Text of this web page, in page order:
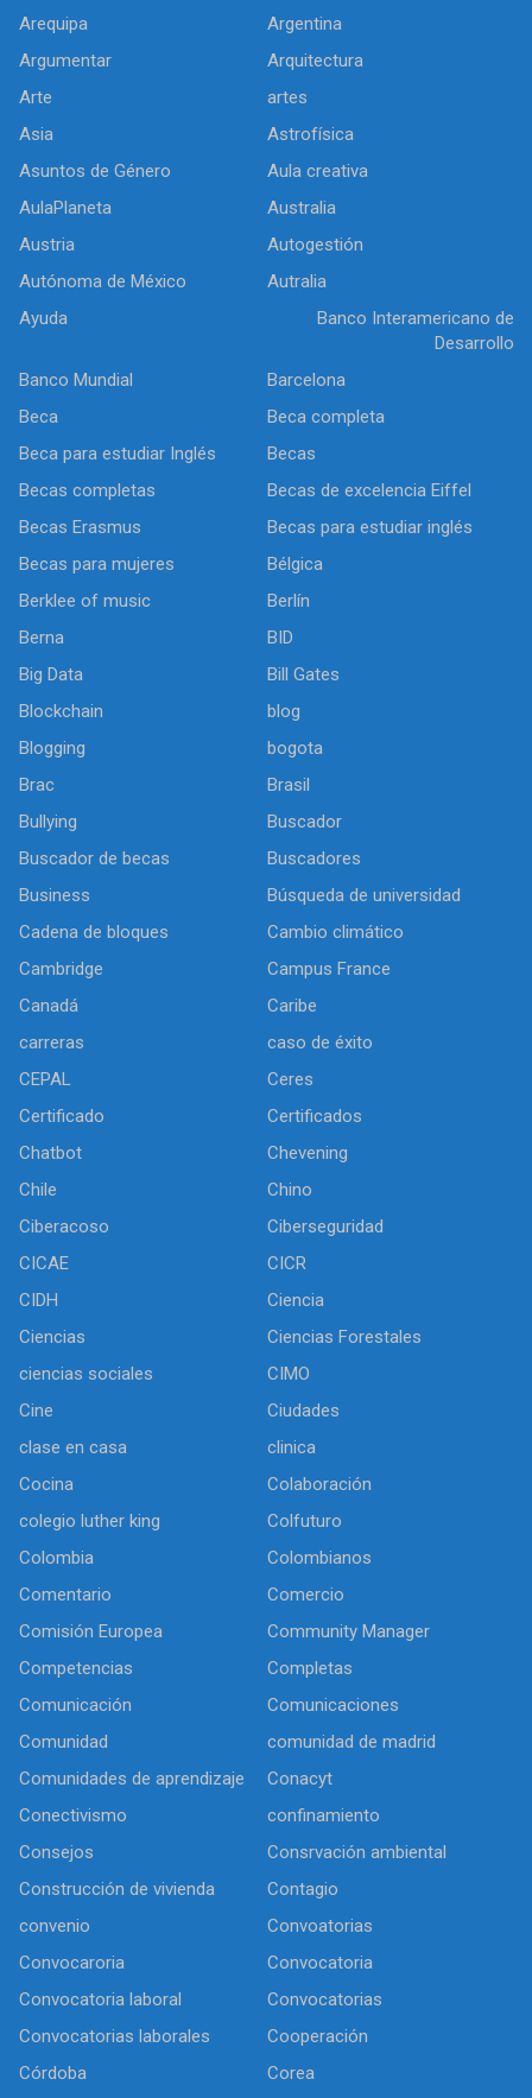
Arequipa
Argentina
Argumentar
Arquitectura
Arte
artes
Asia
Astrofísica
Asuntos de Género
Aula creativa
AulaPlaneta
Australia
Austria
Autogestión
Autónoma de México
Autralia
Ayuda
Banco Interamericano de
Desarrollo
Banco Mundial
Barcelona
Beca
Beca completa
Beca para estudiar Inglés
Becas
Becas completas
Becas de excelencia Eiffel
Becas Erasmus
Becas para estudiar inglés
Becas para mujeres
Bélgica
Berklee of music
Berlín
Berna
BID
Big Data
Bill Gates
Blockchain
blog
Blogging
bogota
Brac
Brasil
Bullying
Buscador
Buscador de becas
Buscadores
Business
Búsqueda de universidad
Cadena de bloques
Cambio climático
Cambridge
Campus France
Canadá
Caribe
carreras
caso de éxito
CEPAL
Ceres
Certificado
Certificados
Chatbot
Chevening
Chile
Chino
Ciberacoso
Ciberseguridad
CICAE
CICR
CIDH
Ciencia
Ciencias
Ciencias Forestales
ciencias sociales
CIMO
Cine
Ciudades
clase en casa
clinica
Cocina
Colaboración
colegio luther king
Colfuturo
Colombia
Colombianos
Comentario
Comercio
Comisión Europea
Community Manager
Competencias
Completas
Comunicación
Comunicaciones
Comunidad
comunidad de madrid
Comunidades de aprendizaje
Conacyt
Conectivismo
confinamiento
Consejos
Consrvación ambiental
Construcción de vivienda
Contagio
convenio
Convoatorias
Convocaroria
Convocatoria
Convocatoria laboral
Convocatorias
Convocatorias laborales
Cooperación
Córdoba
Corea